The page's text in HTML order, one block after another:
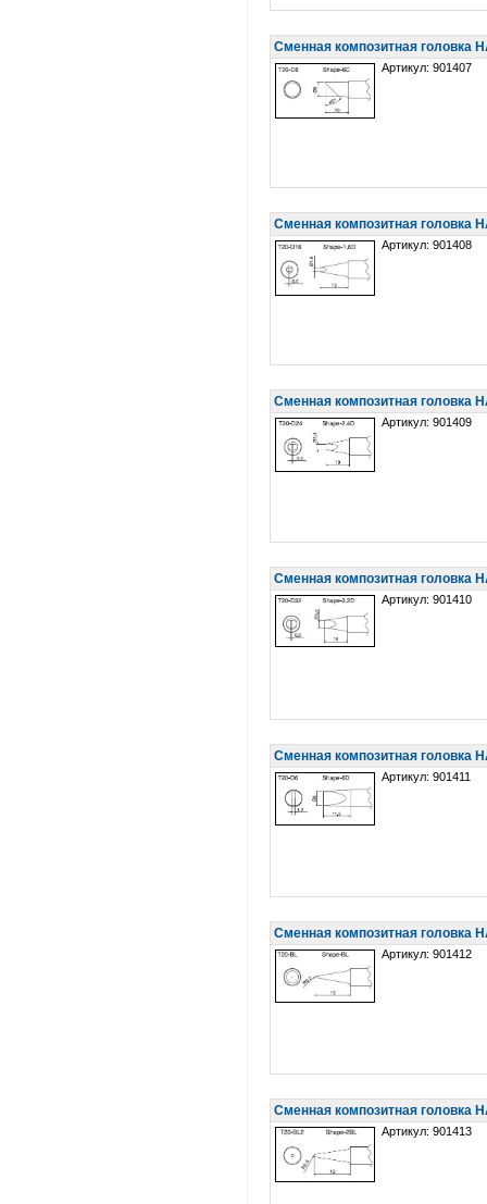
Сменная композитная головка
Артикул: 901407
Сменная композитная головка
Артикул: 901408
Сменная композитная головка
Артикул: 901409
Сменная композитная головка
Артикул: 901410
Сменная композитная головка
Артикул: 901411
Сменная композитная головка
Артикул: 901412
Сменная композитная головка
Артикул: 901413